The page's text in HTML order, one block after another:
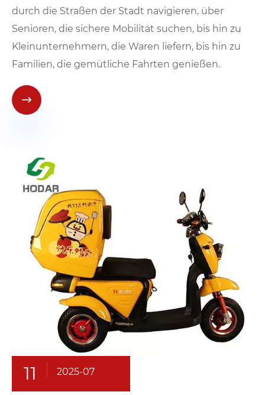
durch die Straßen der Stadt navigieren, über
Senioren, die sichere Mobilität suchen, bis hin zu
Kleinunternehmern, die Waren liefern, bis hin zu
Familien, die gemütliche Fahrten genießen.

11 2025-07